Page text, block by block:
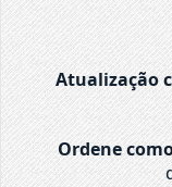
Atualização
Ordene